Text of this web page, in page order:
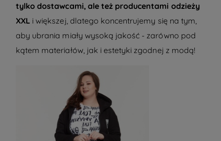
tylko dostawcami, ale też producentami odzieży
XXL i większej, dlatego koncentrujemy się na tym,
aby ubrania miały wysoką jakość - zarówno pod
kątem materiałów, jak i estetyki zgodnej z modą!